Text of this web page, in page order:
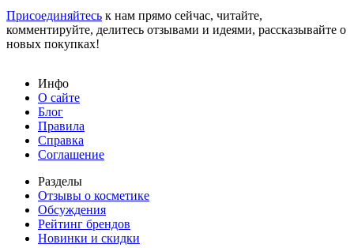
Присоединяйтесь к нам прямо сейчас, читайте,
комментируйте, делитесь отзывами и идеями, рассказывайте о
новых покупках!
Инфо
О сайте
Блог
Правила
Справка
Соглашение
Разделы
Отзывы о косметике
Обсуждения
Рейтинг брендов
Новинки и скидки